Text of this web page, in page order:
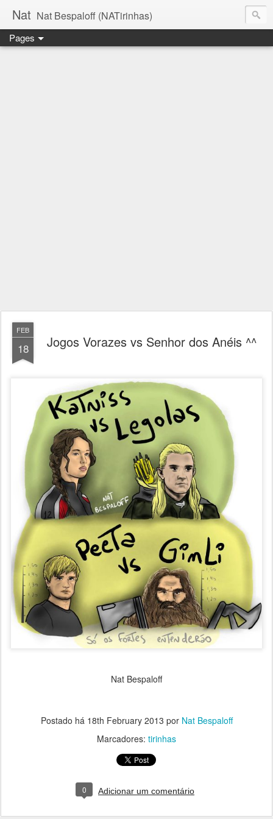
Nat Nat Bespaloff (NATirinhas)
Pages
FEB
18 Jogos Vorazes vs Senhor dos Anéis ^^
Nat Bespaloff
Postado há 18th February 2013 por Nat Bespaloff
Marcadores: tirinhas
0 Adicionar um comentário